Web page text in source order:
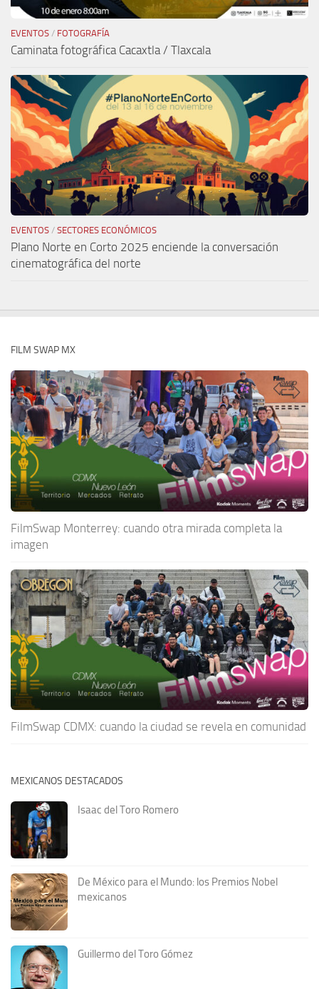
EVENTOS / FOTOGRAFÍA
Caminata fotográfica Cacaxtla / Tlaxcala
EVENTOS / SECTORES ECONÓMICOS
Plano Norte en Corto 2025 enciende la conversación
cinematográfica del norte
FILM SWAP MX
FilmSwap Monterrey: cuando otra mirada completa la
imagen
FilmSwap CDMX: cuando la ciudad se revela en comunidad
MEXICANOS DESTACADOS
Isaac del Toro Romero
De México para el Mundo: los Premios Nobel
mexicanos
Guillermo del Toro Gómez